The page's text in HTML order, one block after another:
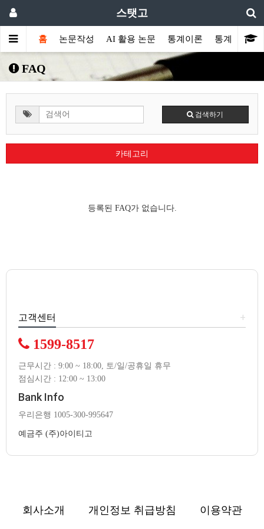
스탯고
홈 논문작성 AI 활용 논문 통계이론 통계프로그
FAQ
검색하기
카테고리
등록된 FAQ가 없습니다.
+
고객센터
1599-8517
근무시간 : 9:00 ~ 18:00, 토/일/공휴일 휴무
점심시간 : 12:00 ~ 13:00
Bank Info
우리은행 1005-300-995647
예금주 (주)아이티고
회사소개 개인정보 취급방침 이용약관